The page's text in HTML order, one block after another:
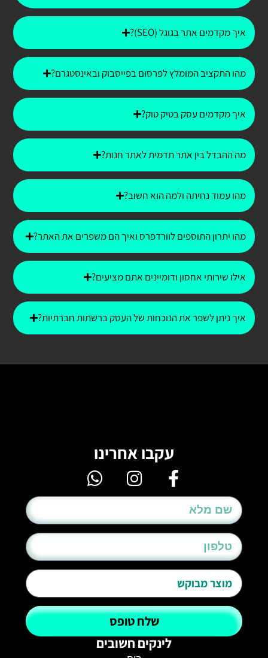
איך מקדמים אתר בגוגל (SEO)?
מהו התקציב המומלץ לפרסום בפייסבוק ובאינסטגרם?
איך מקדמים עסק בטיק טוק?
מה ההבדל בין אתר תדמית לאתר חנות?
מהו עמוד נחיתה ולמה הוא חשוב?
מהו יתרון התוספים לוורדפרס ואיך הם משפרים את האתר?
אילו שירותי אחסון ודומיינים אתם מציעים?
איך ניתן לשפר את הנוכחות של העסק ברשתות חברתיות?
עקבו אחרינו
שלח טופס
לינקים חשובים